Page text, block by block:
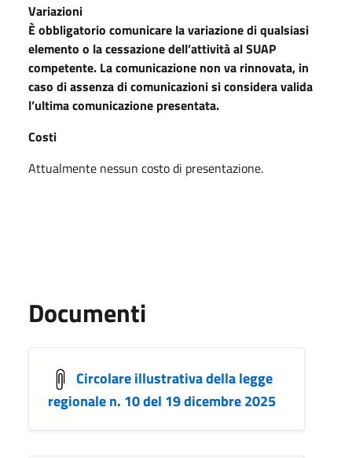
Variazioni
È obbligatorio comunicare la variazione di qualsiasi
elemento o la cessazione dell’attività al SUAP
competente. La comunicazione non va rinnovata, in
caso di assenza di comunicazioni si considera valida
l’ultima comunicazione presentata.
Costi
Attualmente nessun costo di presentazione.
Documenti
Circolare illustrativa della legge
regionale n. 10 del 19 dicembre 2025